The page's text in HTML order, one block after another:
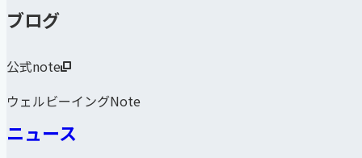
ブログ
公式note
ウェルビーイングNote
ニュース